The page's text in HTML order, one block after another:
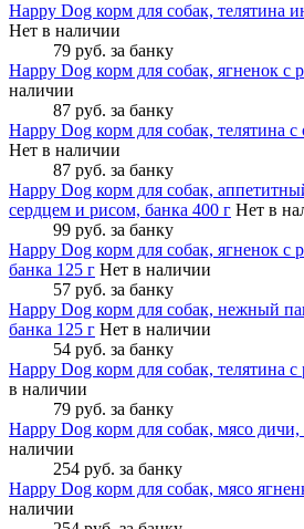
Happy Dog корм для собак, телятина
Нет в наличии
79 руб. за банку
Happy Dog корм для собак, ягненок с
наличии
87 руб. за банку
Happy Dog корм для собак, телятина
Нет в наличии
87 руб. за банку
Happy Dog корм для собак,
сердцем и рисом, банка 400 г Нет в
99 руб. за банку
Happy Dog корм для собак, ягненок
банка 125 г Нет в наличии
57 руб. за банку
Happy Dog корм для собак, нежный
банка 125 г Нет в наличии
54 руб. за банку
Happy Dog корм для собак, телятина
в наличии
79 руб. за банку
Happy Dog корм для собак, мясо дичи,
наличии
254 руб. за банку
Happy Dog корм для собак, мясо
наличии